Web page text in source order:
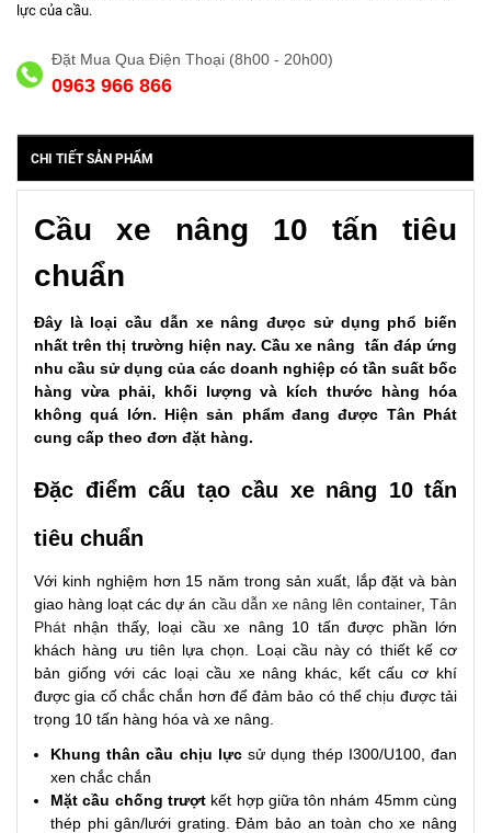
lực của cầu.
Đặt Mua Qua Điện Thoại (8h00 - 20h00)
0963 966 866
CHI TIẾT SẢN PHẨM
Cầu xe nâng 10 tấn tiêu
chuẩn
Đây là loại cầu dẫn xe nâng đưọc sử dụng phổ biến
nhất trên thị trường hiện nay. Cầu xe nâng tấn đáp ứng
nhu cầu sử dụng của các doanh nghiệp có tần suất bốc
hàng vừa phải, khối lượng và kích thước hàng hóa
không quá lớn. Hiện sản phẩm đang được Tân Phát
cung cấp theo đơn đặt hàng.
Đặc điểm cấu tạo cầu xe nâng 10 tấn
tiêu chuẩn
Với kinh nghiệm hơn 15 năm trong sản xuất, lắp đặt và bàn
giao hàng loạt các dự án cầu dẫn xe nâng lên container,Tân
Phát nhận thấy, loại cầu xe nâng 10 tấn được phần lớn
khách hàng ưu tiên lựa chọn. Loại cầu này có thiết kế cơ
bản giống với các loại cầu xe nâng khác, kết cấu cơ khí
được gia cố chắc chắn hơn để đảm bảo có thể chịu được tải
trọng 10 tấn hàng hóa và xe nâng.
Khung thân cầu chịu lựcsử dụng thép I300/U100, đan
xen chắc chắn
Mặt cầu chống trượt kết hợp giữa tôn nhám 45mm cùng
thép phi gân/lưới grating. Đảm bảo an toàn cho xe nâng